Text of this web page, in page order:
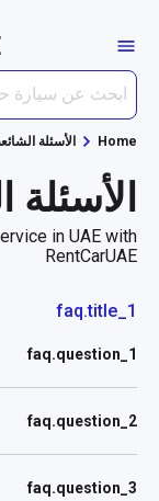
Home الأسئلة
الأسئلة
in UAE with
RentCarUAE
faq.title_1
faq.question_1
faq.question_2
faq.question_3